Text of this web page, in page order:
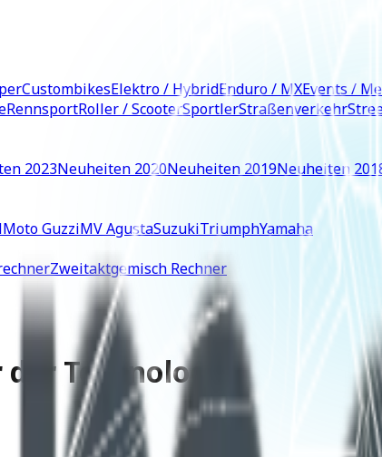
CustombikesElektro / HybridEnduro / MXEvents /
RennsportRoller / ScooterSportlerStraßenverkehr
2023Neuheiten 2020Neuheiten 2019Neuheiten
Moto GuzziMV AgustaSuzukiTriumphYamaha
Zweitaktgemisch Rechner
Technologie